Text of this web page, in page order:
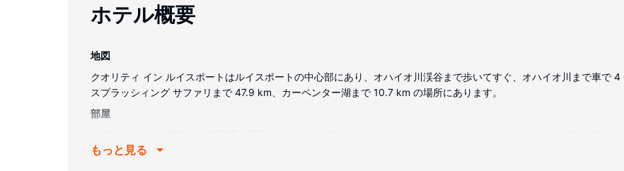
ホテル概要
地図
クオリティ イン ルイスポートはルイスポートの中心部にあり、オハイオ川渓谷まで歩いてすぐ、オハイオ川まで車で
スプラッシィング サファリまで 47.9 km、カーペンター湖まで 10.7 km の場所にあります。
部屋
けます。シャワー付き浴槽のある専用バスルームには、バスアメニティ (無料)、ヘアドライヤーが備わっています。コ
もっと見る